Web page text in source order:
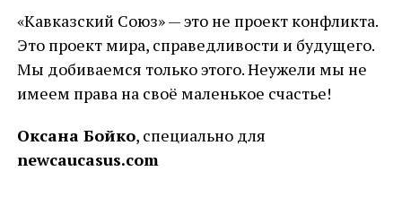
«Кавказский Союз» — это не проект конфликта.
Это проект мира, справедливости и будущего.
Мы добиваемся только этого. Неужели мы не
имеем права на своё маленькое счастье!
Оксана Бойко, специально для
newcaucasus.com